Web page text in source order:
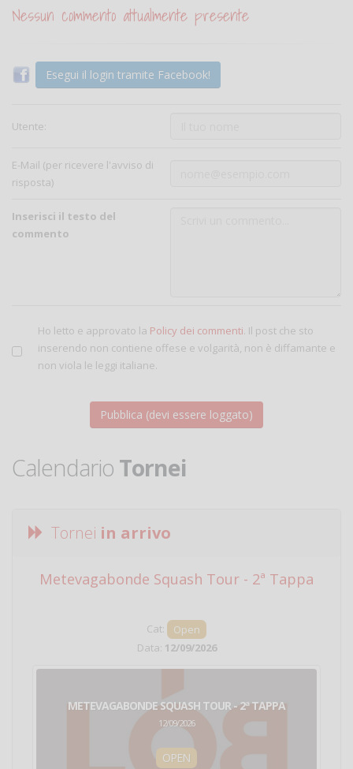
Nessun commento attualmente presente
Esegui il login tramite Facebook!
Utente:
E-Mail (per ricevere l'avviso di
risposta)
Inserisci il testo del
commento
Ho letto e approvato la Policy dei commenti. Il post che sto
inserendo non contiene offese e volgarità, non è diffamante e
non viola le leggi italiane.
Calendario Tornei
Tornei in arrivo
Metevagabonde Squash Tour - 2ª Tappa
Cat:
Open
Data: 12/09/2026
METEVAGABONDE SQUASH TOUR - 2ª TAPPA
12/09/2026
OPEN